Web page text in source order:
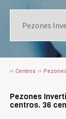
Centros
Pezones
centros. 36